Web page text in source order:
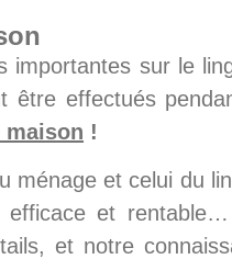
importantes sur le
être effectués
maison !
ménage et celui du
efficace et
et notre